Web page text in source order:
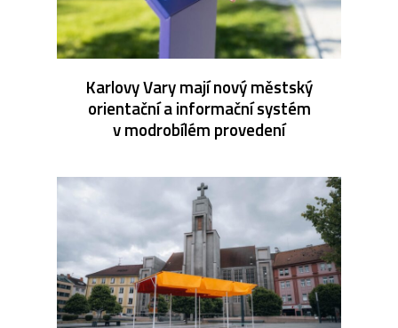
Karlovy Vary mají nový městský
orientační a informační systém
v modrobílém provedení